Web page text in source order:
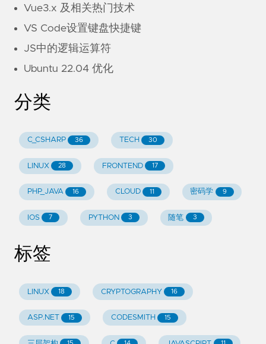
Vue3.x 及相关热门技术
VS Code设置键盘快捷键
JS中的逻辑运算符
Ubuntu 22.04 优化
分类
C_CSHARP 36 TECH 30
LINUX 28 FRONTEND 17
PHP_JAVA 16 CLOUD 11 密码学 9
IOS 7 PYTHON 3 随笔 3
标签
LINUX 18 CRYPTOGRAPHY 16
ASP.NET 15 CODESMITH 15